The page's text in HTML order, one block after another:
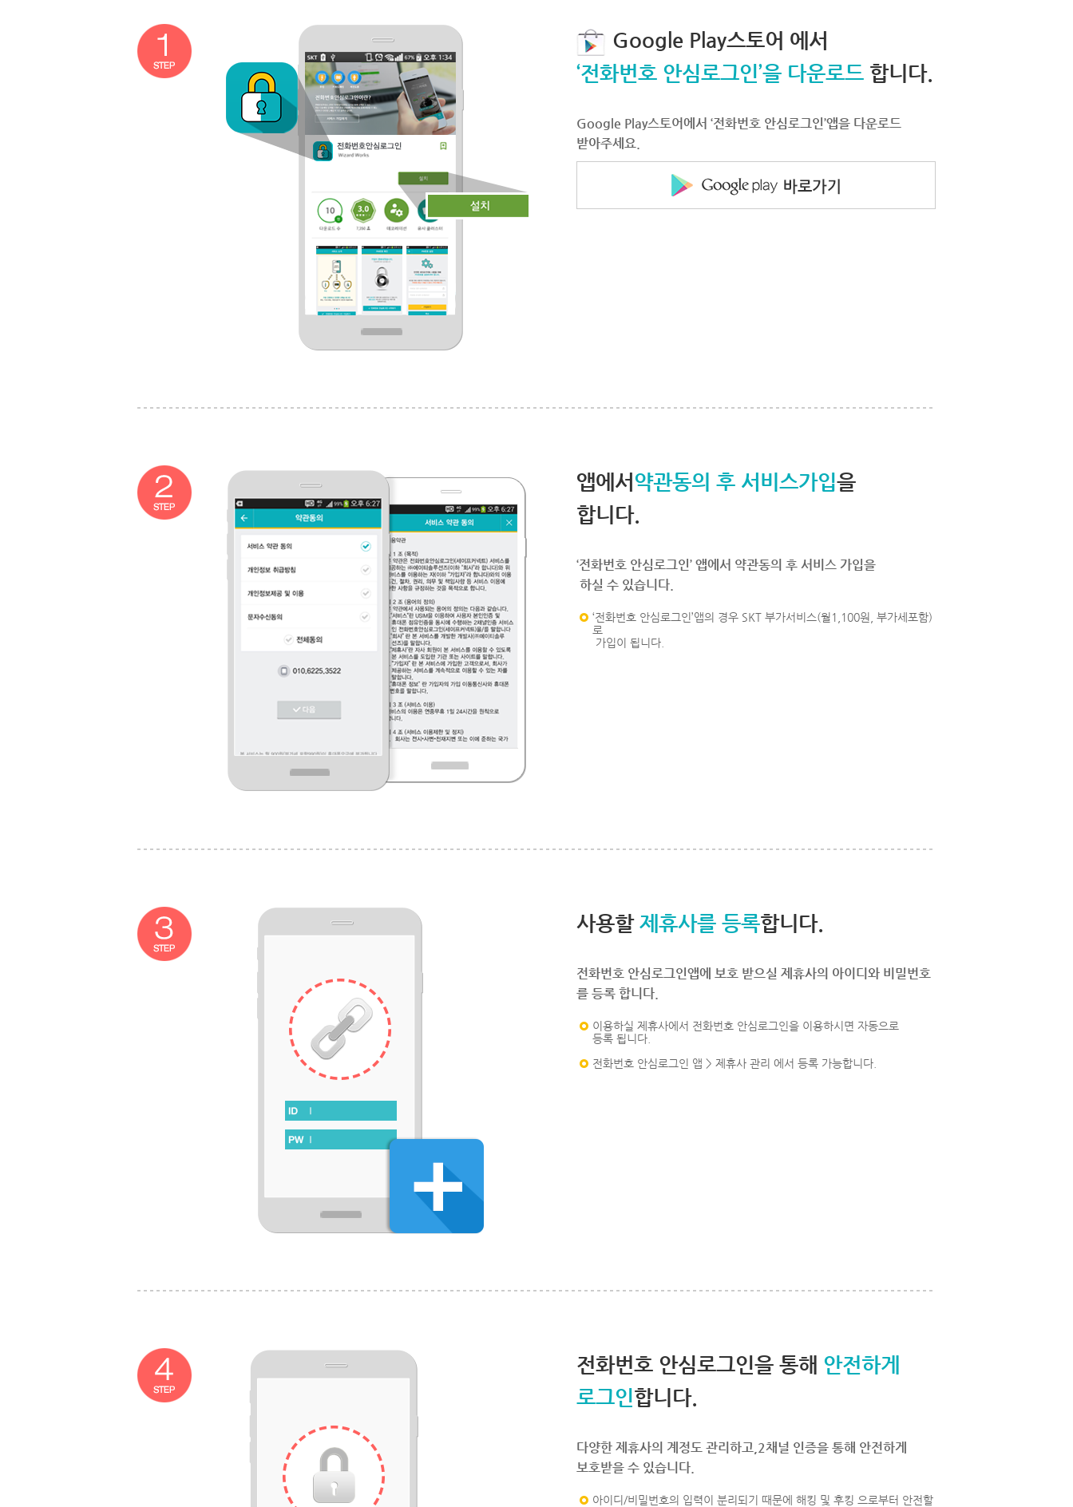
Google Play스토어 에서
‘전화번호 안심로그인’을 다운로드 합니다.
Google Play스토어에서 ‘전화번호 안심로그인’앱을 다운로드
받아주세요.
앱에서 약관동의 후 서비스가입을
합니다.
‘전화번호 안심로그인’ 앱에서 약관동의 후 서비스 가입을
하실 수 있습니다.
‘전화번호 안심로그인’앱의 경우 SKT 부가서비스(월1,100원, 부가세포함)
로
가입이 됩니다.
사용할 제휴사를 등록합니다.
전화번호 안심로그인앱에 보호 받으실 제휴사의 아이디와 비밀번호
를 등록 합니다.
이용하실 제휴사에서 전화번호 안심로그인을 이용하시면 자동으로
등록 됩니다.
전화번호 안심로그인 앱 > 제휴사 관리 에서 등록 가능합니다.
전화번호 안심로그인을 통해 안전하게
로그인합니다.
다양한 제휴사의 계정도 관리하고,2채널 인증을 통해 안전하게
보호받을 수 있습니다.
아이디/비밀번호의 입력이 분리되기 때문에 해킹 및 후킹 으로부터 안전할